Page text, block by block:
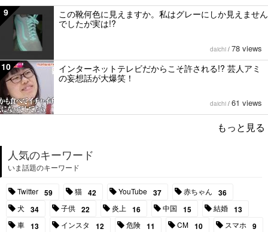
9
この靴何色に見えますか。私はグレーにしか見えません
でしたが実は!?
daichi / 78 views
10
インターネットテレビだからこそ許される!? 芸人アミ
の妄想話が大爆笑！
daichi / 61 views
もっと見る
人気のキーワード
いま話題のキーワード
Twitter 59 猫 42 YouTube 37 赤ちゃん 36
犬 34 子供 22 炎上 16 中国 15 結婚 13
車 13 インスタ 12 危険 11 CM 10 スマホ 9